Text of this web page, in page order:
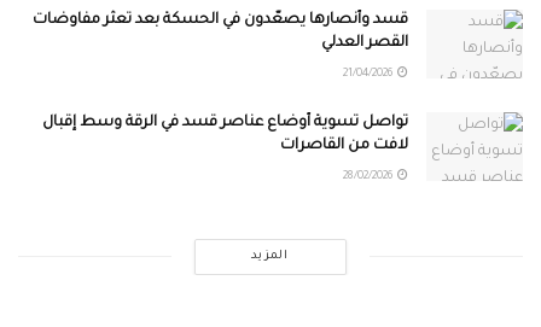
قسد وأنصارها يصعّدون في الحسكة بعد تعثر مفاوضات
القصر العدلي
تواصل تسوية أوضاع عناصر قسد في الرقة وسط إقبال
لافت من القاصرات
المزيد